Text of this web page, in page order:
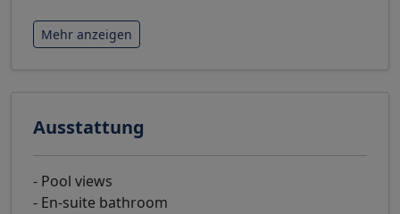
Mehr anzeigen
Ausstattung
- Pool views
- En-suite bathroom